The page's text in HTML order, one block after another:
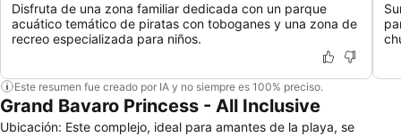
Disfruta de una zona familiar dedicada con un parque
acuático temático de piratas con toboganes y una zona de
recreo especializada para niños.
Este resumen fue creado por IA y no siempre es 100% preciso.
Grand Bavaro Princess - All Inclusive
Ubicación: Este complejo, ideal para amantes de la playa, se